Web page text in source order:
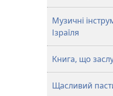
Музичні
Ізраїля
Книга, що
Щасливий